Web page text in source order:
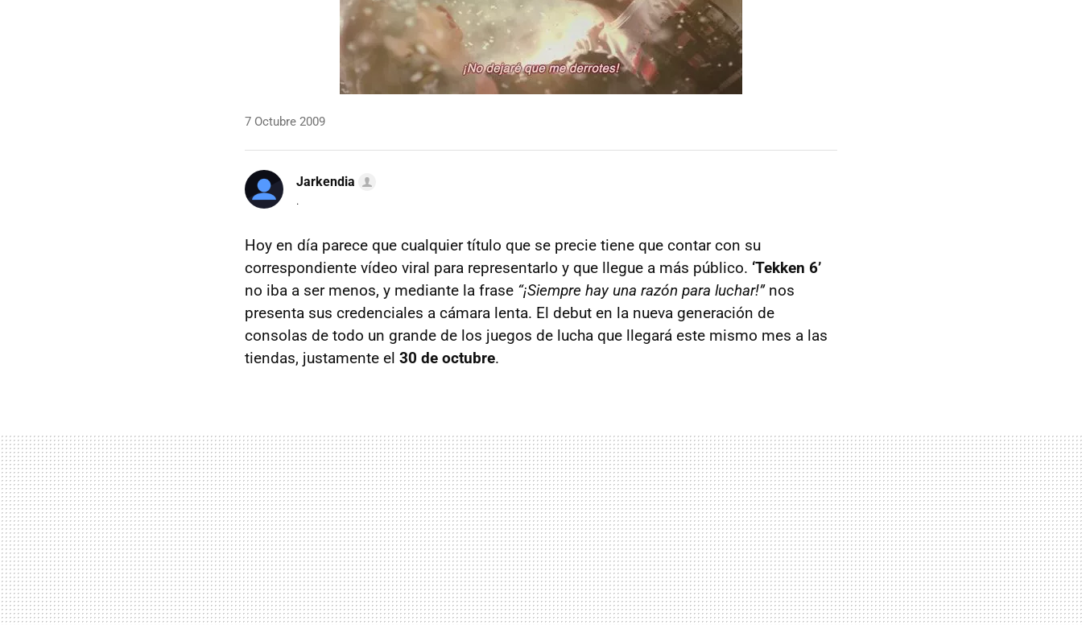
7 Octubre 2009
Jarkendia
.
Hoy en día parece que cualquier título que se precie tiene que contar con su
correspondiente vídeo viral para representarlo y que llegue a más público. ‘Tekken 6’
no iba a ser menos, y mediante la frase “¡Siempre hay una razón para luchar!”nos
presenta sus credenciales a cámara lenta. El debut en la nueva generación de
consolas de todo un grande de los juegos de lucha que llegará este mismo mes a las
tiendas, justamente el 30 de octubre.